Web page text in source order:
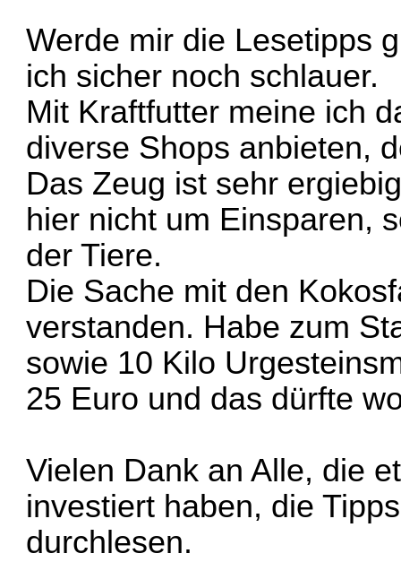
Werde mir die Lesetipps
ich sicher noch schlauer.
Mit Kraftfutter meine ich
diverse Shops anbieten,
Das Zeug ist sehr
hier nicht um Einsparen,
der Tiere.
Die Sache mit den
verstanden. Habe zum
sowie 10 Kilo
25 Euro und das dürfte
Vielen Dank an Alle, die
investiert haben, die
durchlesen.